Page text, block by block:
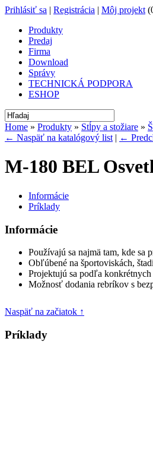
Prihlásiť sa | Registrácia | Môj projekt
Produkty
Predaj
Firma
Download
Správy
TECHNICKÁ PODPORA
ESHOP
Home » Produkty » Stĺpy a stožiare »
← Naspäť na katalógový list | ←
M-180 BEL
Informácie
Príklady
Informácie
Používajú sa najmä tam, kde sa
Obľúbené na športoviskách,
Projektujú sa podľa
Možnosť dodania rebríkov s
Naspäť na začiatok ↑
Príklady